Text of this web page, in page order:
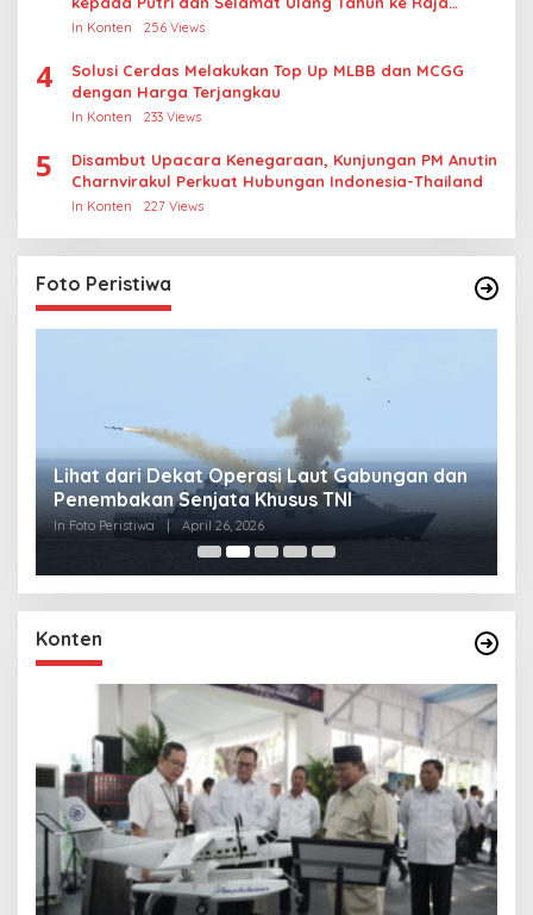
Thailand
In Konten 256 Views
4
Solusi Cerdas Melakukan Top Up MLBB dan MCGG
dengan Harga Terjangkau
In Konten 233 Views
5
Disambut Upacara Kenegaraan, Kunjungan PM Anutin
Charnvirakul Perkuat Hubungan Indonesia-Thailand
In Konten 227 Views
Foto Peristiwa
Lihat dari Dekat Operasi Laut Gabungan dan
Penembakan Senjata Khusus TNI
In Foto Peristiwa April 26, 2026
Konten